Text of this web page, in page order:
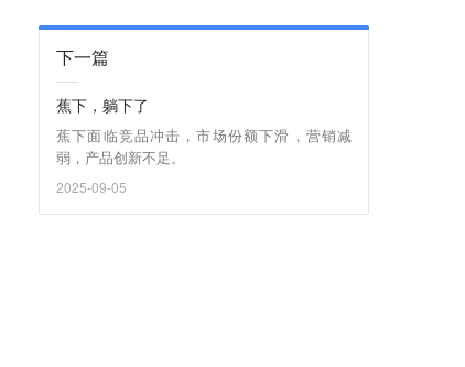
下一篇
蕉下，躺下了
蕉下面临竞品冲击，市场份额下滑，营销减
弱，产品创新不足。
2025-09-05